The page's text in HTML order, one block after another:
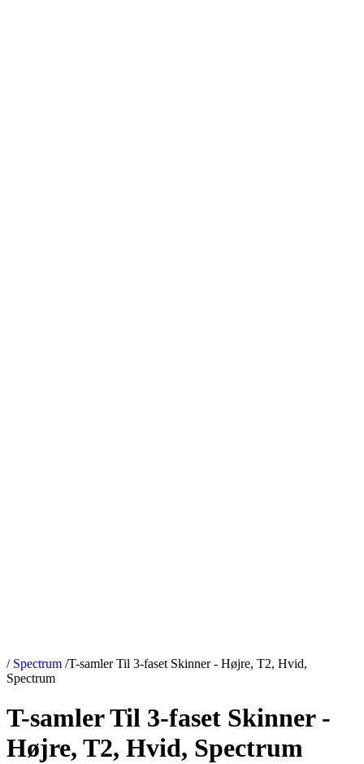
/ Spectrum /T-samler Til 3-faset Skinner - Højre, T2, Hvid,
Spectrum
T-samler Til 3-faset Skinner -
Højre, T2, Hvid, Spectrum